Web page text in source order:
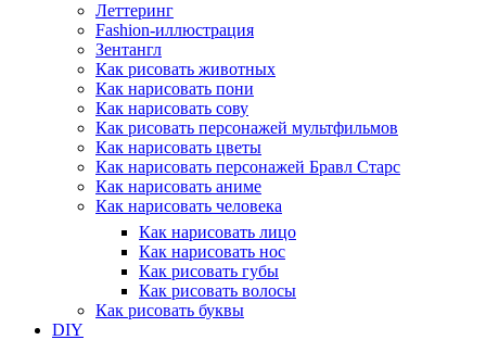
Леттеринг
Fashion-иллюстрация
Зентангл
Как рисовать животных
Как нарисовать пони
Как нарисовать сову
Как рисовать персонажей мультфильмов
Как нарисовать цветы
Как нарисовать персонажей Бравл Старс
Как нарисовать аниме
Как нарисовать человека
Как нарисовать лицо
Как нарисовать нос
Как рисовать губы
Как рисовать волосы
Как рисовать буквы
DIY